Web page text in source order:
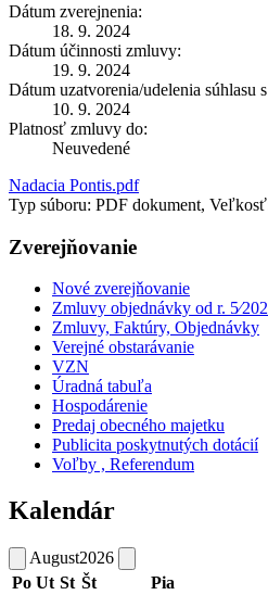
Dátum zverejnenia:
18. 9. 2024
Dátum účinnosti zmluvy:
19. 9. 2024
Dátum uzatvorenia/udelenia súhlasu
10. 9. 2024
Platnosť zmluvy do:
Neuvedené
Nadacia Pontis.pdf
Typ súboru: PDF dokument,
Zverejňovanie
Nové zverejňovanie
Zmluvy objednávky od r.
Zmluvy, Faktúry, Objednávky
Verejné obstarávanie
VZN
Úradná tabuľa
Hospodárenie
Predaj obecného majetku
Publicita poskytnutých dotácií
Voľby , Referendum
Kalendár
August2026
Po Ut St Št Pia